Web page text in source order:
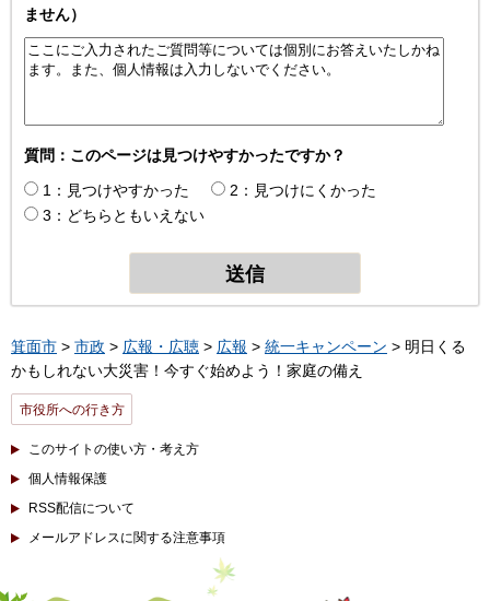
ません）
質問：このページは見つけやすかったですか？
1：見つけやすかった
2：見つけにくかった
3：どちらともいえない
箕面市 > 市政 > 広報・広聴 > 広報 > 統一キャンペーン > 明日くる
かもしれない大災害！今すぐ始めよう！家庭の備え
市役所への行き方
このサイトの使い方・考え方
個人情報保護
RSS配信について
メールアドレスに関する注意事項